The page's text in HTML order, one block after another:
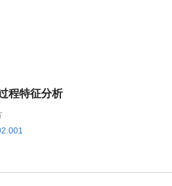
程特征分析